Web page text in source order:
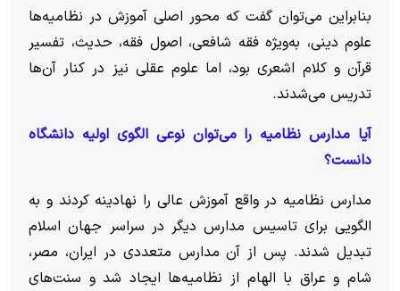
بنابراین می‌توان گفت که محور اصلی آموزش در نظامیه‌ها
علوم دینی، به‌ویژه فقه شافعی، اصول فقه، حدیث، تفسیر
قرآن و کلام اشعری بود، اما علوم عقلی نیز در کنار آن‌ها
تدریس می‌شدند.
آیا مدارس نظامیه را می‌توان نوعی الگوی اولیه دانشگاه
دانست؟
مدارس نظامیه در واقع آموزش عالی را نهادینه کردند و به
الگویی برای تاسیس مدارس دیگر در سراسر جهان اسلام
تبدیل شدند. پس از آن مدارس متعددی در ایران، مصر،
شام و عراق با الهام از نظامیه‌ها ایجاد شد و سنت‌های